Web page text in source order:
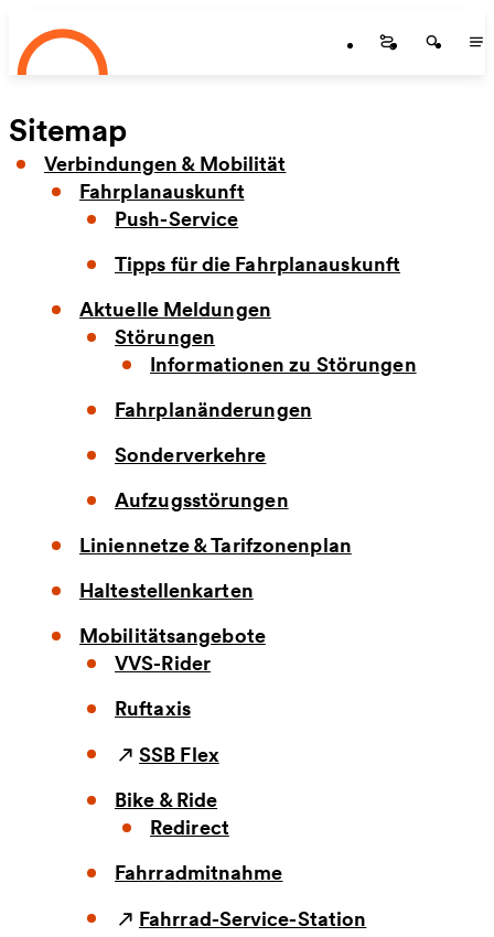
Zum Hauptinhalt springen
Startseite
Sitemap
Verbindungen & Mobilität
Fahrplanauskunft
Push-Service
Tipps für die Fahrplanauskunft
Aktuelle Meldungen
Störungen
Informationen zu Störungen
Fahrplanänderungen
Sonderverkehre
Aufzugsstörungen
Liniennetze & Tarifzonenplan
Haltestellenkarten
Mobilitätsangebote
VVS-Rider
Ruftaxis
SSB Flex
Bike & Ride
Redirect
Fahrradmitnahme
Fahrrad-Service-Station